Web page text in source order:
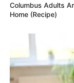
18:41 / 06 Avqust
İcra
rəis təyin
Columbus Adults
Home (Recipe)